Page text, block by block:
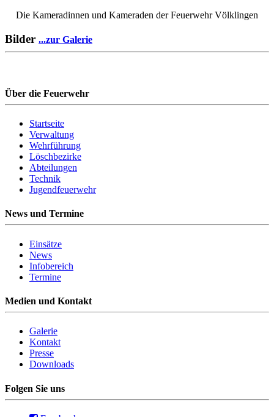
Die Kameradinnen und Kameraden der Feuerwehr Völklingen
Bilder ...zur Galerie
Über die Feuerwehr
Startseite
Verwaltung
Wehrführung
Löschbezirke
Abteilungen
Technik
Jugendfeuerwehr
News und Termine
Einsätze
News
Infobereich
Termine
Medien und Kontakt
Galerie
Kontakt
Presse
Downloads
Folgen Sie uns